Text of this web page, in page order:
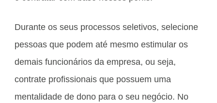
Durante os seus processos seletivos, selecione
pessoas que podem até mesmo estimular os
demais funcionários da empresa, ou seja,
contrate profissionais que possuem uma
mentalidade de dono para o seu negócio. No